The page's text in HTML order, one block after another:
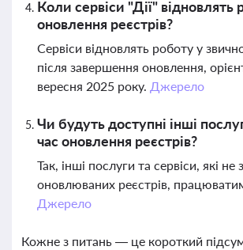
Коли сервіси "Дії" відновлять
оновлення реєстрів?
Сервіси відновлять роботу у
після завершення оновлення,
вересня 2025 року. Джерело
Чи будуть доступні інші
час оновлення реєстрів?
Так, інші послуги та сервіси, які не
оновлюваних реєстрів,
Джерело
Кожне з питань — це короткий